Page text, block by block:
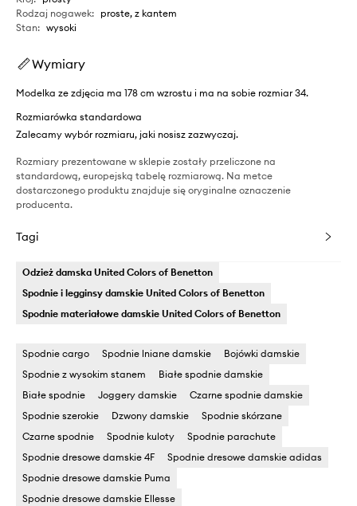
Rodzaj nogawek: proste, z kantem
Stan: wysoki
Wymiary
Modelka ze zdjęcia ma 178 cm wzrostu i ma na sobie rozmiar 34.
Rozmiarówka standardowa
Zalecamy wybór rozmiaru, jaki nosisz zazwyczaj.
Rozmiary prezentowane w sklepie zostały przeliczone na
standardową, europejską tabelę rozmiarową. Na metce
dostarczonego produktu znajduje się oryginalne oznaczenie
producenta.
Tagi
Odzież damska United Colors of Benetton
Spodnie i legginsy damskie United Colors of Benetton
Spodnie materiałowe damskie United Colors of Benetton
Spodnie cargo Spodnie lniane damskie
Bojówki damskie
Spodnie z wysokim stanem
Białe spodnie damskie
Białe spodnie
Joggery damskie
Czarne spodnie damskie
Spodnie szerokie
Dzwony damskie
Spodnie skórzane
Czarne spodnie
Spodnie kuloty
Spodnie parachute
Spodnie dresowe damskie 4F
Spodnie dresowe damskie adidas
Spodnie dresowe damskie Puma
Spodnie dresowe damskie Ellesse